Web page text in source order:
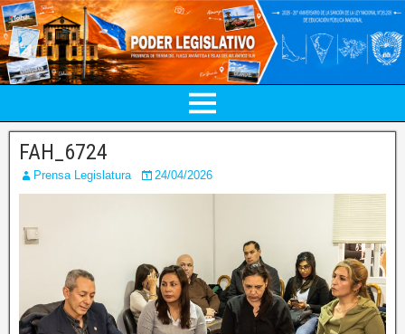
FAH_6724
Prensa Legislatura 24/04/2026